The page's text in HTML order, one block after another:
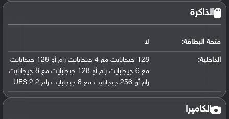
الذاكرة
فتحة البطاقة: لا
الداخلية:
128 جيجابايت مع 4 جيجابايت رام أو 128 جيجابايت
مع 6 جيجابايت رام أو 128 جيجابايت مع 8 جيجابايت
رام أو 256 جيجابايت مع 8 جيجابايت رام UFS 2.2
الكاميرا